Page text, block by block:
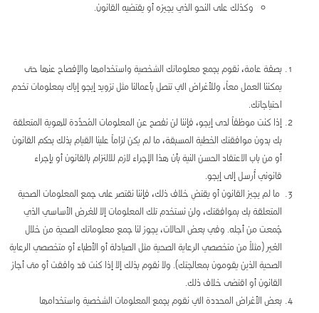
وكذلك على النحو الذي يجيزه أو يقتضيه القانون.
بصفة عامة، نقوم بجمع معلوماتك الشخصية واستخدامها والإفصاح عنها حتى
يمكننا العمل معاً، وللأغراض التي تتصل بأعمالنا مثل تزويد إيجو إياك بمعلومات تخدم
احتياجاتك.
إذا كنت موظفاً لدى إيجو، فإننا لن نفصح عن المعلومات المُحدِّدة للهوية المتعلقة
بك بدون موافقتك الخطية المسبقة، ما لم يكن لزاماً علينا القيام بذلك بحكم القانون
أو من باب الاعتقاد الحسن النية بأن هذا الإجراء لازم للالتزام بالقانون أو بإجراء
قانوني أُرسل إلى إيجو.
ما لم يجيز القانون أو يقتضِ خلاف ذلك، فإننا نقتصر على جمع المعلومات الصحية
المتعلقة بك بموافقتك، ولن نستخدم تلك المعلومات إلا للغرض الأساسي الذي
جُمعت من أجله. وفي بعض الحالات، يجوز لنا جمع معلوماتك الصحية من خلال
الغير (مثلاً من متخصصي الرعاية الصحية مثل الصيادلة أو الأطباء أو متخصصي الرعاية
الصحية الذين يقومون بمعالجتك). ولا نقوم بذلك إلا إذا كنت قد وافقت أو متى أجاز
القانون أو اقتضى خلاف ذلك.
بعض الأغراض المحددة التي نقوم بجمع المعلومات الشخصية واستخدامها